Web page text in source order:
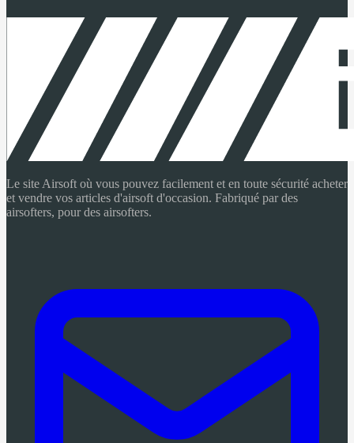
Le site Airsoft où vous pouvez facilement et en toute sécurité acheter
et vendre vos articles d'airsoft d'occasion. Fabriqué par des
airsofters, pour des airsofters.